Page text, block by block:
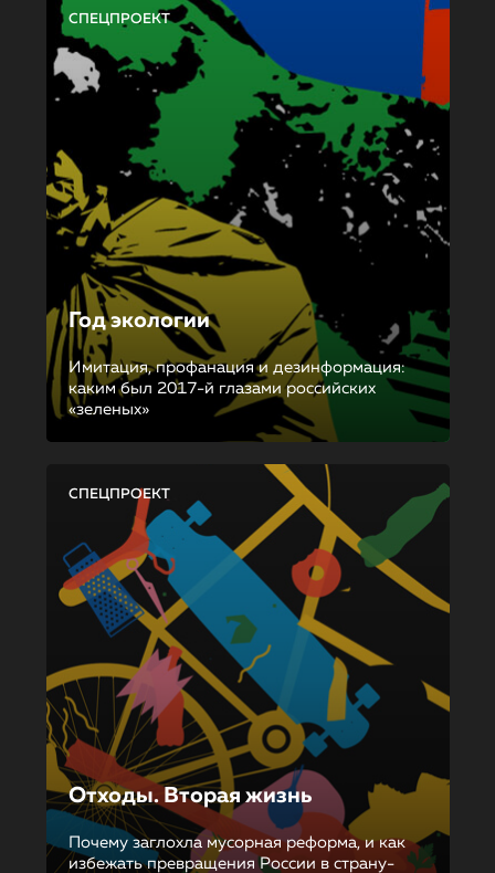
СПЕЦПРОЕКТ
Год экологии
Имитация, профанация и дезинформация:
каким был 2017-й глазами российских
«зеленых»
СПЕЦПРОЕКТ
Отходы. Вторая жизнь
Почему заглохла мусорная реформа, и как
избежать превращения России в страну-